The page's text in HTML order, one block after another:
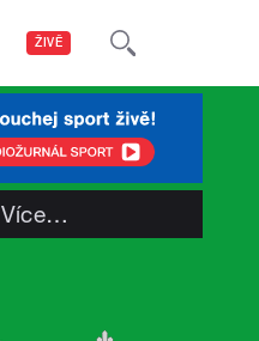
ŽIVĚ
Více…